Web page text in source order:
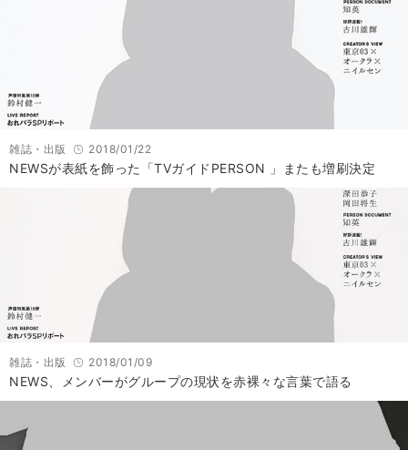
雑誌・出版 2018/01/22
NEWSが表紙を飾った「TVガイドPERSON 」またも増刷決定
雑誌・出版 2018/01/09
NEWS、メンバーがグループの現状を赤裸々な言葉で語る